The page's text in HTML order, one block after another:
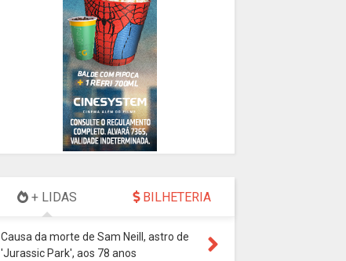
+ LIDAS BILHETERIA
Causa da morte de Sam Neill, astro de
'Jurassic Park', aos 78 anos